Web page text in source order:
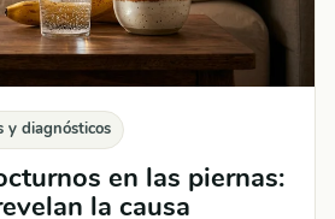
y diagnósticos
en las piernas:
la causa